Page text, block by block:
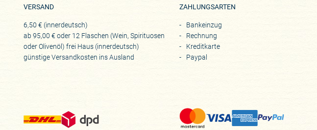
VERSAND
6,50 € (innerdeutsch)
ab 95,00 € oder 12 Flaschen (Wein, Spirituosen
oder Olivenöl) frei Haus (innerdeutsch)
günstige Versandkosten ins Ausland
ZAHLUNGSARTEN
Bankeinzug
Rechnung
Kreditkarte
Paypal